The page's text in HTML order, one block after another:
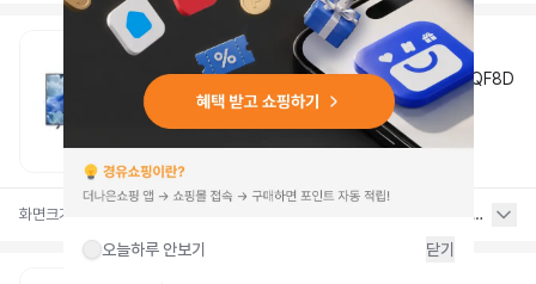
[KQ75QF8DAFXKR] 삼성 2025 QLED 4K QF8D
(189cm)
2,366,800원
화면크기
오늘하루 안보기 닫기